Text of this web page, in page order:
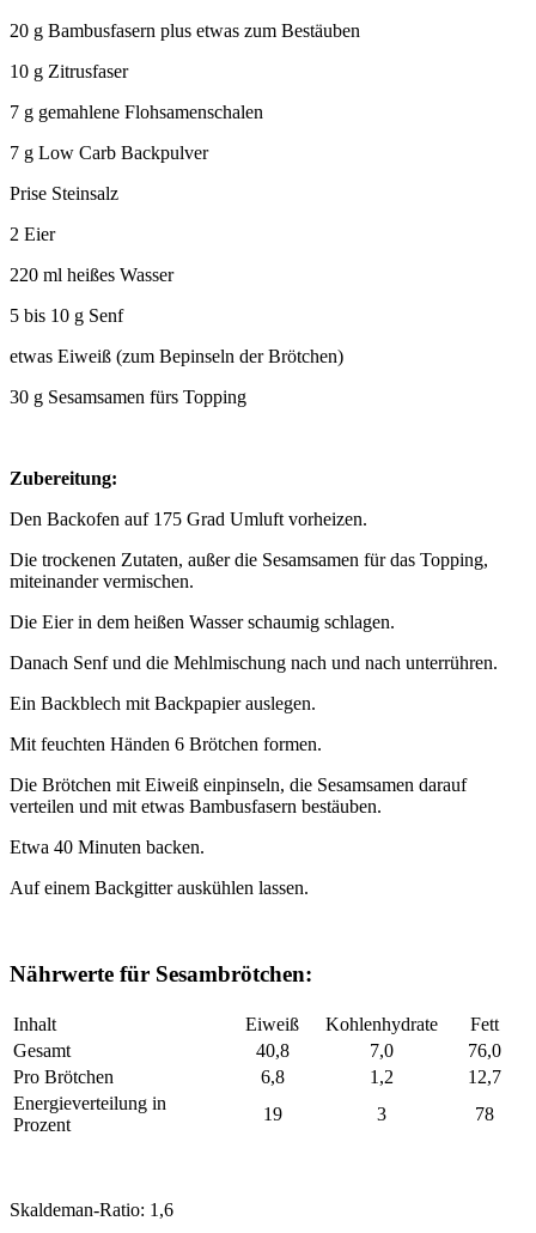
20 g Bambusfasern plus etwas zum Bestäuben
10 g Zitrusfaser
7 g gemahlene Flohsamenschalen
7 g Low Carb Backpulver
Prise Steinsalz
2 Eier
220 ml heißes Wasser
5 bis 10 g Senf
etwas Eiweiß (zum Bepinseln der Brötchen)
30 g Sesamsamen fürs Topping
Zubereitung:
Den Backofen auf 175 Grad Umluft vorheizen.
Die trockenen Zutaten, außer die Sesamsamen für das Topping,
miteinander vermischen.
Die Eier in dem heißen Wasser schaumig schlagen.
Danach Senf und die Mehlmischung nach und nach unterrühren.
Ein Backblech mit Backpapier auslegen.
Mit feuchten Händen 6 Brötchen formen.
Die Brötchen mit Eiweiß einpinseln, die Sesamsamen darauf
verteilen und mit etwas Bambusfasern bestäuben.
Etwa 40 Minuten backen.
Auf einem Backgitter auskühlen lassen.
Nährwerte für Sesambrötchen:
Inhalt Eiweiß Kohlenhydrate
Fett
Gesamt
40,8 7,0
76,0
Pro Brötchen
6,8 1,2
12,7
Energieverteilung in
Prozent
19 3 78
Skaldeman-Ratio: 1,6